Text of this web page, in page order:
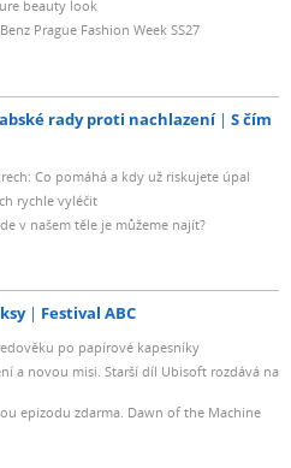
beauty look
Prague Fashion Week SS27
rady proti nachlazení
S čím
Co pomáhá a kdy už riskujete úpal
rychle vyléčit
v našem těle je můžeme najít?
Festival ABC
po papírové kapesníky
a novou misi. Starší díl Ubisoft rozdává na
epizodu zdarma. Dawn of the Machine